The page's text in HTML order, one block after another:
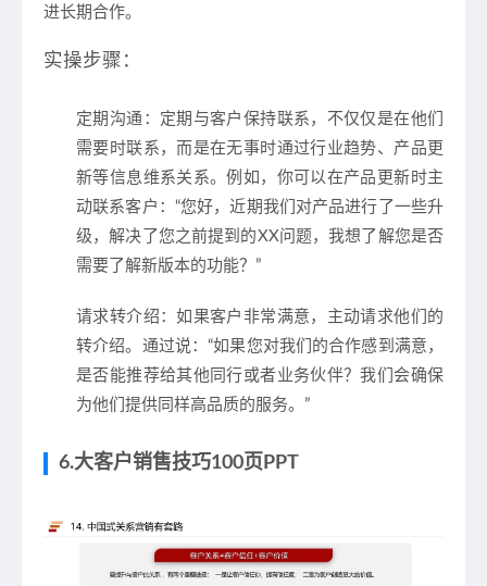
进长期合作。
实操步骤：
定期沟通 ：定期与客户保持联系，不仅仅是在他们
需要时联系，而是在无事时通过行业趋势、产品更
新等信息维系关系。例如，你可以在产品更新时主
动联系客户：“您好，近期我们对产品进行了一些升
级，解决了您之前提到的XX问题，我想了解您是否
需要了解新版本的功能？”
请求转介绍 ：如果客户非常满意，主动请求他们的
转介绍。通过说：“如果您对我们的合作感到满意，
是否能推荐给其他同行或者业务伙伴？我们会确保
为他们提供同样高品质的服务。”
6.大客户销售技巧100页PPT